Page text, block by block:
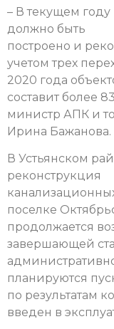
– В текущем
должно быть
построено и
учетом трех
2020 года
составит более
министр АПК и
Ирина Бажанова.
В Устьянском
реконструкция
поселке
продолжается
завершающей
планируются
по результатам
введен в